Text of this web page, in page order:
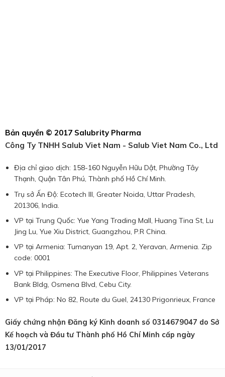
Bản quyền © 2017 Salubrity Pharma
Công Ty TNHH Salub Viet Nam - Salub Viet Nam Co., Ltd
Địa chỉ giao dịch: 158-160 Nguyễn Hữu Dật, Phường Tây
Thạnh, Quận Tân Phú, Thành phố Hồ Chí Minh.
Trụ sở Ấn Độ: Ecotech III, Greater Noida, Uttar Pradesh,
201306, India.
VP tại Trung Quốc: Yue Yang Trading Mall, Huang Tina St, Lu
Jing Lu, Yue Xiu District, Guangzhou, P.R China.
VP tại Armenia: Tumanyan 19, Apt. 2, Yeravan, Armenia. Zip
code: 0001
VP tại Philippines: The Executive Floor, Philippines Veterans
Bank Bldg, Osmena Blvd, Cebu City.
VP tại Pháp: No 82, Route du Guel, 24130 Prigonrieux, France
Giấy chứng nhận Đăng ký Kinh doanh số 0314679047 do Sở
Kế hoạch và Đầu tư Thành phố Hồ Chí Minh cấp ngày
13/01/2017